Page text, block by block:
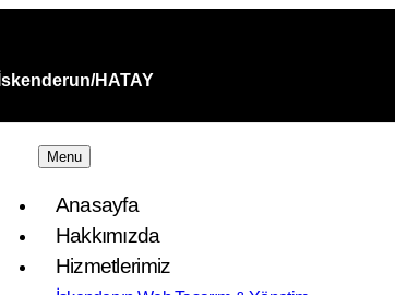
İskenderun/HATAY
Menu
Anasayfa
Hakkımızda
Hizmetlerimiz